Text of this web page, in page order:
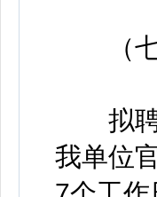
（七
拟聘
我单位